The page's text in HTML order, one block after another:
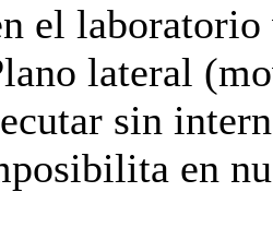
el
lateral
sin
en